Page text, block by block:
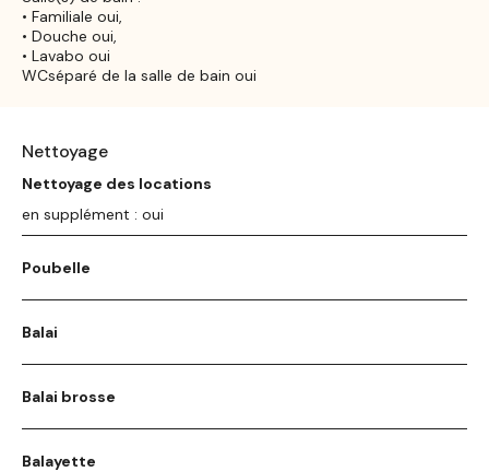
• Familiale oui,
• Douche oui,
• Lavabo oui
WCséparé de la salle de bain oui
Nettoyage
Nettoyage des locations
en supplément : oui
Poubelle
Balai
Balai brosse
Balayette